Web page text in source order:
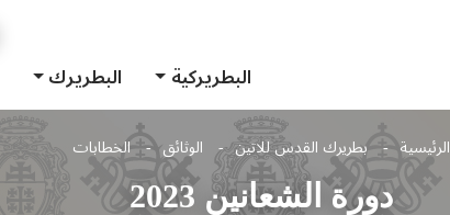
البطريركية
البطريرك
الرئيسية بطريرك القدس للاتين الوثائق الخطابات
دورة الشعانين 2023